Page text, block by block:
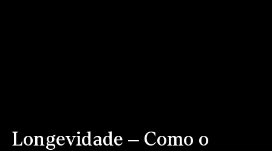
Longevidade – Como o